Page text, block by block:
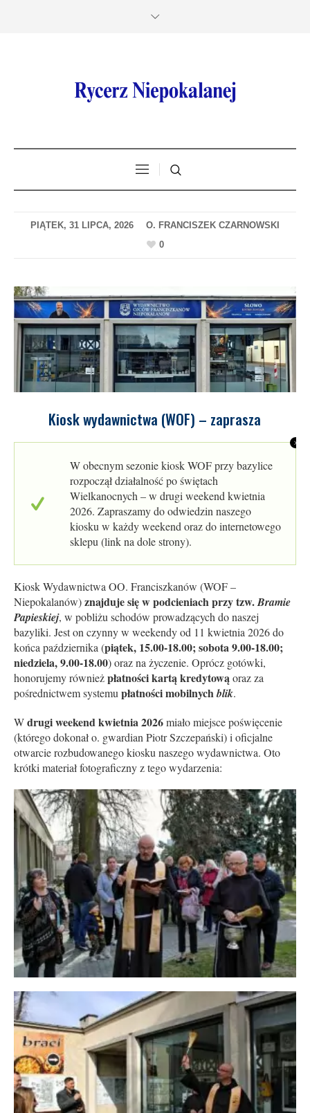
PIĄTEK, 31 LIPCA, 2026
0
Kiosk wydawnictwa (WOF) – zaprasza
W obecnym sezonie kiosk WOF przy bazylice
rozpoczął działalność po świętach
Wielkanocnych – w drugi weekend kwietnia
2026. Zapraszamy do odwiedzin naszego
kiosku w każdy weekend oraz do internetowego
sklepu (link na dole strony).
Kiosk Wydawnictwa OO. Franciszkanów (WOF –
Niepokalanów)znajduje się w podcieniach przy tzw.Bramie
Papieskiej, w pobliżu schodów prowadzących do naszej
bazyliki. Jest on czynny w weekendy od 11 kwietnia 2026 do
końca października (piątek, 15.00-18.00; sobota 9.00-18.00;
niedziela, 9.00-18.00) oraz na życzenie. Oprócz gotówki,
honorujemy równieżpłatności kartą kredytowąoraz za
pośrednictwem systemu płatności mobilnychblik.
Wdrugi weekend kwietnia 2026miało miejsce poświęcenie
(którego dokonał o. gwardian Piotr Szczepański) i oficjalne
otwarcie rozbudowanego kiosku naszego wydawnictwa. Oto
krótki materiał fotograficzny z tego wydarzenia: